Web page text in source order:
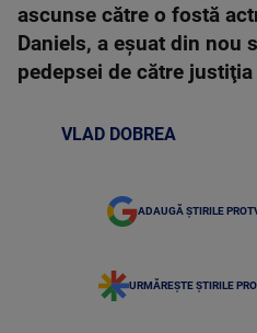
ascunse către o fostă
Daniels, a eşuat din nou
pedepsei de către
VLAD DOBREA
ADAUGĂ ȘTIRILE
URMĂREȘTE ȘTIRILE